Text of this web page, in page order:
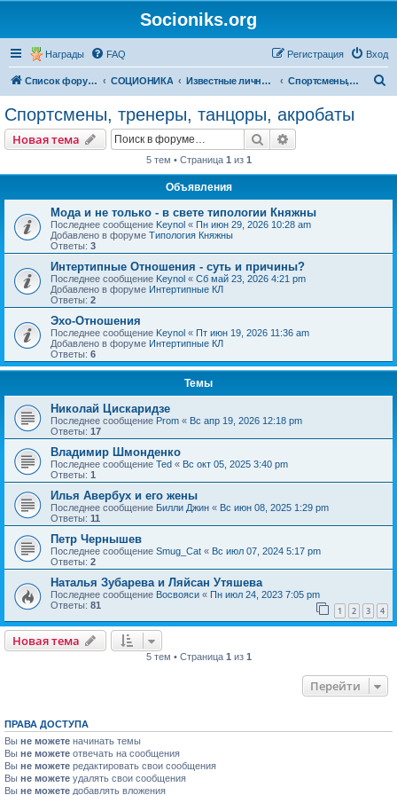
Socioniks.org
Награды FAQ Вход
Регистрация
Список форумов СОЦИОНИКА Известные личности Спортсмены, тренеры, танцоры, акробаты
Спортсмены, тренеры, танцоры, акробаты
Новая тема Поиск
5 тем • Страница 1 из 1
Объявления
Мода и не только - в свете типологии Княжны
Последнее сообщение Keynol « Пн июн 29, 2026 10:28 am
Добавлено в форуме Типология Княжны
Ответы: 3
Интертипные Отношения - суть и причины?
Последнее сообщение Keynol « Сб май 23, 2026 4:21 pm
Добавлено в форуме Интертипные КЛ
Ответы: 2
Эхо-Отношения
Последнее сообщение Keynol « Пт июн 19, 2026 11:36 am
Добавлено в форуме Интертипные КЛ
Ответы: 6
Темы
Николай Цискаридзе
Последнее сообщение Prom « Вс апр 19, 2026 12:18 pm
Ответы: 17
Владимир Шмонденко
Последнее сообщение Ted « Вс окт 05, 2025 3:40 pm
Ответы: 1
Илья Авербух и его жены
Последнее сообщение Билли Джин « Вс июн 08, 2025 1:29 pm
Ответы: 11
Петр Чернышев
Последнее сообщение Smug_Cat « Вс июл 07, 2024 5:17 pm
Ответы: 2
Наталья Зубарева и Ляйсан Утяшева
Последнее сообщение Восвояси « Пн июл 24, 2023 7:05 pm
Ответы: 81 1 2 3 4
Новая тема
5 тем • Страница 1 из 1
Перейти
ПРАВА ДОСТУПА
Вы не можете начинать темы
Вы не можете отвечать на сообщения
Вы не можете редактировать свои сообщения
Вы не можете удалять свои сообщения
Вы не можете добавлять вложения